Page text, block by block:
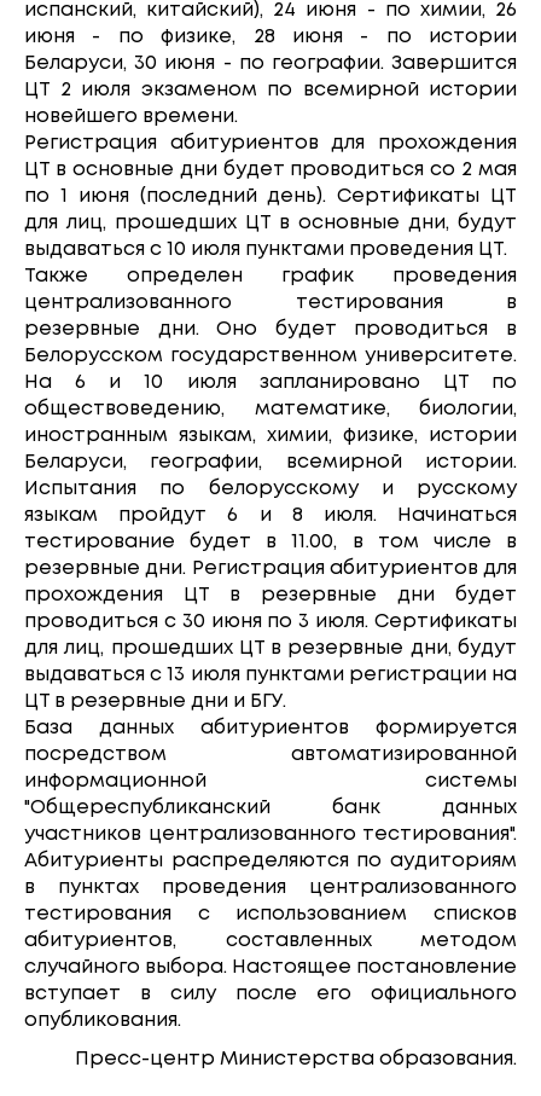
испанский, китайский), 24 июня - по химии, 26
июня - по физике, 28 июня - по истории
Беларуси, 30 июня - по географии. Завершится
ЦТ 2 июля экзаменом по всемирной истории
новейшего времени.
Регистрация абитуриентов для прохождения
ЦТ в основные дни будет проводиться со 2 мая
по 1 июня (последний день). Сертификаты ЦТ
для лиц, прошедших ЦТ в основные дни, будут
выдаваться с 10 июля пунктами проведения ЦТ.
Также определен график проведения
централизованного тестирования в
резервные дни. Оно будет проводиться в
Белорусском государственном университете.
На 6 и 10 июля запланировано ЦТ по
обществоведению, математике, биологии,
иностранным языкам, химии, физике, истории
Беларуси, географии, всемирной истории.
Испытания по белорусскому и русскому
языкам пройдут 6 и 8 июля. Начинаться
тестирование будет в 11.00, в том числе в
резервные дни. Регистрация абитуриентов для
прохождения ЦТ в резервные дни будет
проводиться с 30 июня по 3 июля. Сертификаты
для лиц, прошедших ЦТ в резервные дни, будут
выдаваться с 13 июля пунктами регистрации на
ЦТ в резервные дни и БГУ.
База данных абитуриентов формируется
посредством автоматизированной
информационной системы
"Общереспубликанский банк данных
участников централизованного тестирования".
Абитуриенты распределяются по аудиториям
в пунктах проведения централизованного
тестирования с использованием списков
абитуриентов, составленных методом
случайного выбора. Настоящее постановление
вступает в силу после его официального
опубликования.
Пресс-центр Министерства образования.